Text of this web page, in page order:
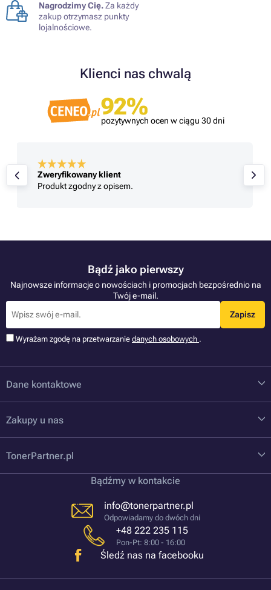
Nagrodzimy Cię.Za każdy
zakup otrzymasz punkty
lojalnościowe.
Klienci nas chwalą
92%
pozytywnych ocen w ciągu 30 dni
Zweryfikowany klient
Produkt zgodny z opisem.
Bądź jako pierwszy
Najnowsze informacje o nowościach i promocjach bezpośrednio na
Twój e-mail.
Zapisz
Wyrażam zgodę na przetwarzanie danych osobowych .
Dane kontaktowe
Zakupy u nas
TonerPartner.pl
Bądźmy w kontakcie
info@tonerpartner.pl
Odpowiadamy do dwóch dni
+48 222 235 115
Pon-Pt: 8:00 - 16:00
Śledź nas na facebooku